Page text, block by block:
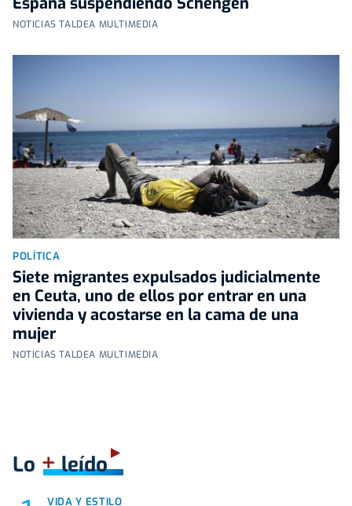
NOTICIAS TALDEA MULTIMEDIA
POLÍTICA
Siete migrantes expulsados judicialmente
en Ceuta, uno de ellos por entrar en una
vivienda y acostarse en la cama de una
mujer
NOTICIAS TALDEA MULTIMEDIA
Lo +leído
VIDA Y ESTILO